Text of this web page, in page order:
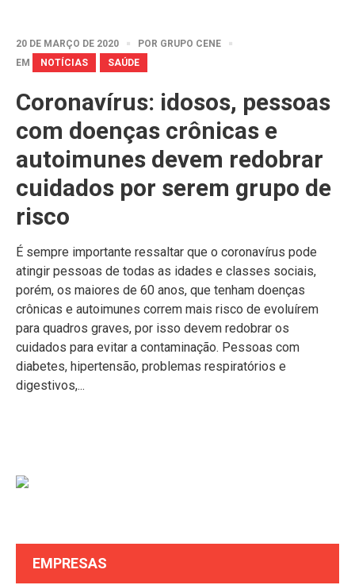
20 DE MARÇO DE 2020 POR GRUPO CENE
EM
NOTÍCIAS SAÚDE
Coronavírus: idosos, pessoas
com doenças crônicas e
autoimunes devem redobrar
cuidados por serem grupo de
risco
É sempre importante ressaltar que o coronavírus pode
atingir pessoas de todas as idades e classes sociais,
porém, os maiores de 60 anos, que tenham doenças
crônicas e autoimunes correm mais risco de evoluírem
para quadros graves, por isso devem redobrar os
cuidados para evitar a contaminação. Pessoas com
diabetes, hipertensão, problemas respiratórios e
digestivos,...
EMPRESAS